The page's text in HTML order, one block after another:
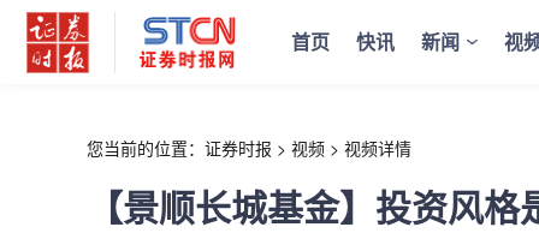
首页
快讯 新闻 视
您当前的位置： 证券时报 > 视频 > 视频详情
【景顺长城基金】投资风